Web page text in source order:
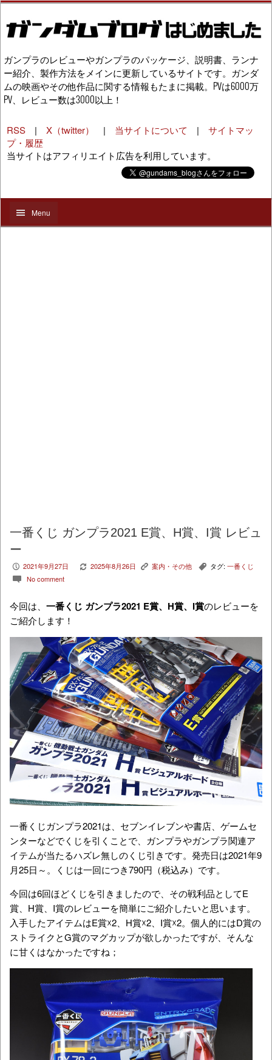
ガンプラのレビューやガンプラのパッケージ、説明書、ランナ
ー紹介、製作方法をメインに更新しているサイトです。ガンダ
ムの映画やその他作品に関する情報もたまに掲載。PVは6000万
PV、レビュー数は3000以上！
RSS | X（twitter） | 当サイトについて | サイトマッ
プ・履歴
当サイトはアフィリエイト広告を利用しています。
Menu
一番くじ ガンプラ2021 E賞、H賞、I賞 レビュ
ー
P 2021年9月27日 V 2025年8月26日 K 案内・その他 , タグ: 一番くじ
c No comment
今回は、 一番くじ ガンプラ2021 E賞、H賞、I賞のレビューを
ご紹介します！
一番くじガンプラ2021は、セブンイレブンや書店、ゲームセ
ンターなどでくじを引くことで、ガンプラやガンプラ関連ア
イテムが当たるハズレ無しのくじ引きです。発売日は2021年9
月25日～。くじは一回につき790円（税込み）です。
今回は6回ほどくじを引きましたので、その戦利品としてE
賞、H賞、I賞のレビューを簡単にご紹介したいと思います。
入手したアイテムはE賞☓2、H賞☓2、I賞☓2。個人的にはD賞の
ストライクとG賞のマグカップが欲しかったですが、そんな
に甘くはなかったですね；